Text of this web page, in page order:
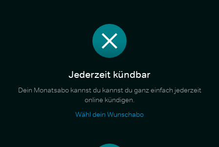
Jederzeit kündbar
Dein Monatsabo kannst du kannst du ganz einfach jederzeit
online kündigen.
Wähl dein Wunschabo